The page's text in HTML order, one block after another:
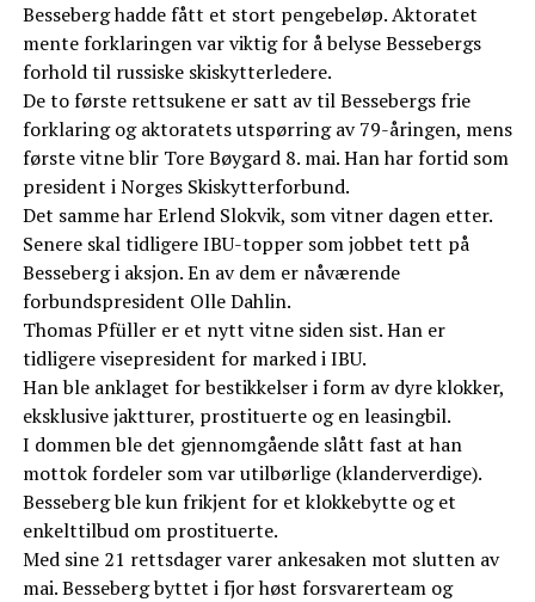
Besseberg hadde fått et stort pengebeløp. Aktoratet
mente forklaringen var viktig for å belyse Bessebergs
forhold til russiske skiskytterledere.
De to første rettsukene er satt av til Bessebergs frie
forklaring og aktoratets utspørring av 79-åringen, mens
første vitne blir Tore Bøygard 8. mai. Han har fortid som
president i Norges Skiskytterforbund.
Det samme har Erlend Slokvik, som vitner dagen etter.
Senere skal tidligere IBU-topper som jobbet tett på
Besseberg i aksjon. En av dem er nåværende
forbundspresident Olle Dahlin.
Thomas Pfüller er et nytt vitne siden sist. Han er
tidligere visepresident for marked i IBU.
Han ble anklaget for bestikkelser i form av dyre klokker,
eksklusive jaktturer, prostituerte og en leasingbil.
I dommen ble det gjennomgående slått fast at han
mottok fordeler som var utilbørlige (klanderverdige).
Besseberg ble kun frikjent for et klokkebytte og et
enkelttilbud om prostituerte.
Med sine 21 rettsdager varer ankesaken mot slutten av
mai. Besseberg byttet i fjor høst forsvarerteam og